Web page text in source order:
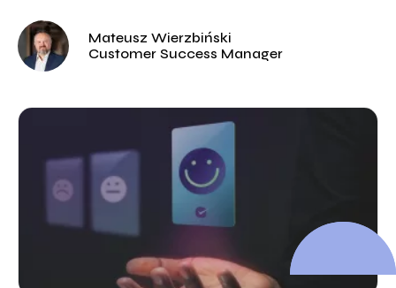
Mateusz Wierzbiński
Customer Success Manager